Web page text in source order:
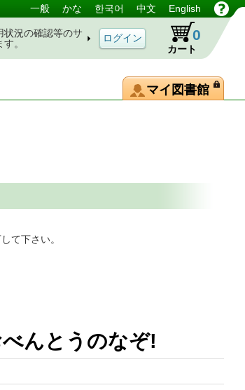
一般 かな 한국어 中文 English
状況の確認等のサ
。
カート
0
マイ図書館
て下さい。
べんとうのなぞ!